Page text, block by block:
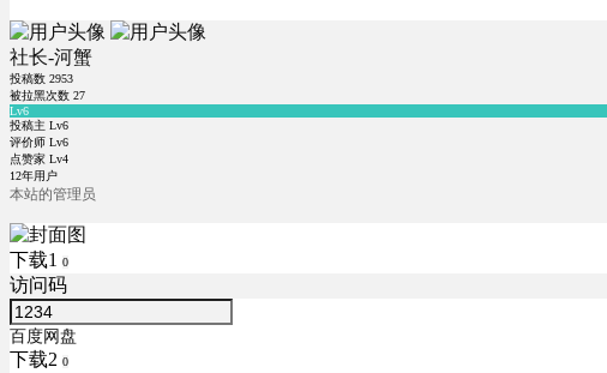
社长-河蟹
投稿数 2953
被拉黑次数 27
Lv6
投稿主 Lv6
评价师 Lv6
点赞家 Lv4
12年用户
本站的管理员
下载1 0
访问码
百度网盘
下载2 0